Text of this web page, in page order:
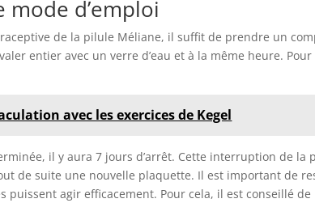
mode d’emploi
de la pilule Méliane, il suffit de prendre un
entier avec un verre d’eau et à la même heure.
avec les exercices de Kegel
il y aura 7 jours d’arrêt. Cette interruption de la
de suite une nouvelle plaquette. Il est important de
puissent agir efficacement. Pour cela, il est conseillé